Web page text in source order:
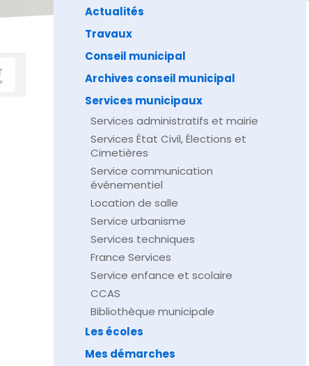
Actualités
Travaux
Conseil municipal
Archives conseil municipal
Services municipaux
Services administratifs et mairie
Services État Civil, Élections et
Cimetières
Service communication
événementiel
Location de salle
Service urbanisme
Services techniques
France Services
Service enfance et scolaire
CCAS
Bibliothèque municipale
Les écoles
Mes démarches